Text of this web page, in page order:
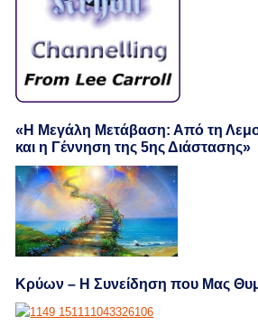
«Η Μεγάλη Μετάβαση: Από τη
και η Γέννηση της 5ης Διάστασης»
Κρύων – Η Συνείδηση που Μας